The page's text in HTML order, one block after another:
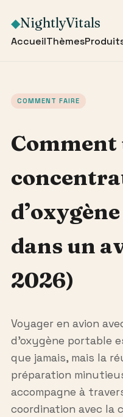
◆NightlyVitals
AccueilThèmes
COMMENT FAIRE
dans un
2026)
Voyager en avion
d’oxygène portable
que jamais, mais la
préparation
accompagne à
coordination avec la